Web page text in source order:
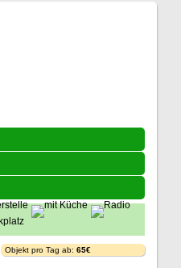
Objekt pro Tag ab: 65€